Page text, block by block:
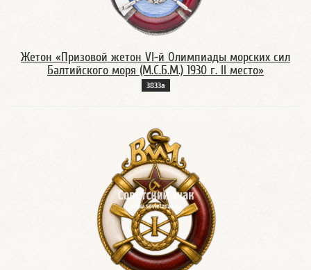
Жетон «Призовой жетон VI-й Олимпиады морских сил
Балтийского моря (М.С.Б.М.) 1930 г. II место»
3833а